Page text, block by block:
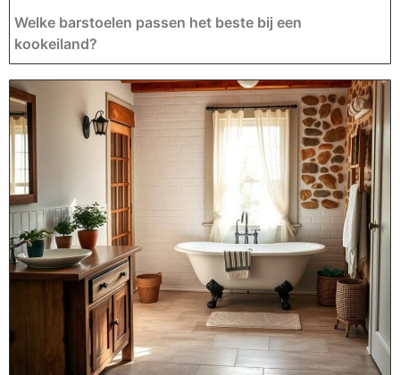
Welke barstoelen passen het beste bij een
kookeiland?